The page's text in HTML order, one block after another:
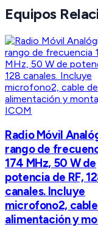
Equipos
ICOM
Radio Móvil
rango de
174 MHz, 50 W de
potencia de RF,
canales. Incluye
microfono2,
alimentación y